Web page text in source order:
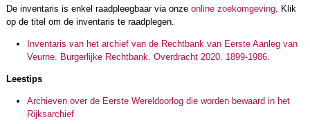
De inventaris is enkel raadpleegbaar via onze online zoekomgeving. Klik
op de titel om de inventaris te raadplegen.
Inventaris van het archief van de Rechtbank van Eerste Aanleg van
Veurne. Burgerlijke Rechtbank. Overdracht 2020. 1899-1986.
Leestips
Archieven over de Eerste Wereldoorlog die worden bewaard in het
Rijksarchief